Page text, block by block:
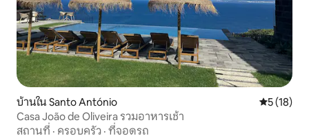
บ้านใน Santo António คะแนนเฉลี่
5 (18)
Casa João de Oliveira รวมอาหารเช้า
สถานที่ · ครอบครัว · ที่จอดรถ